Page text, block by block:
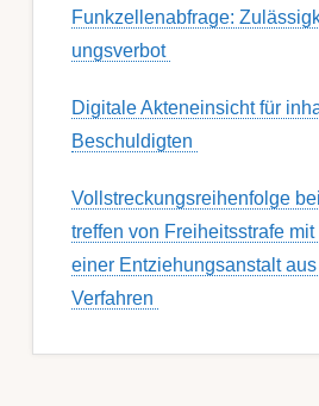
Funk­zell­en­ab­fra­ge:
ungs­ver­bot
Digitale Akteneinsicht für
Beschuldigten
Voll­streckungs­­­reihenfolge
treffen von Frei­heits­strafe
einer Ent­ziehungs­anstalt
Ver­fahren